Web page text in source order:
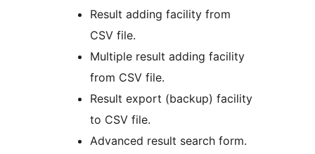
Result adding facility from
CSV file.
Multiple result adding facility
from CSV file.
Result export (backup) facility
to CSV file.
Advanced result search form.